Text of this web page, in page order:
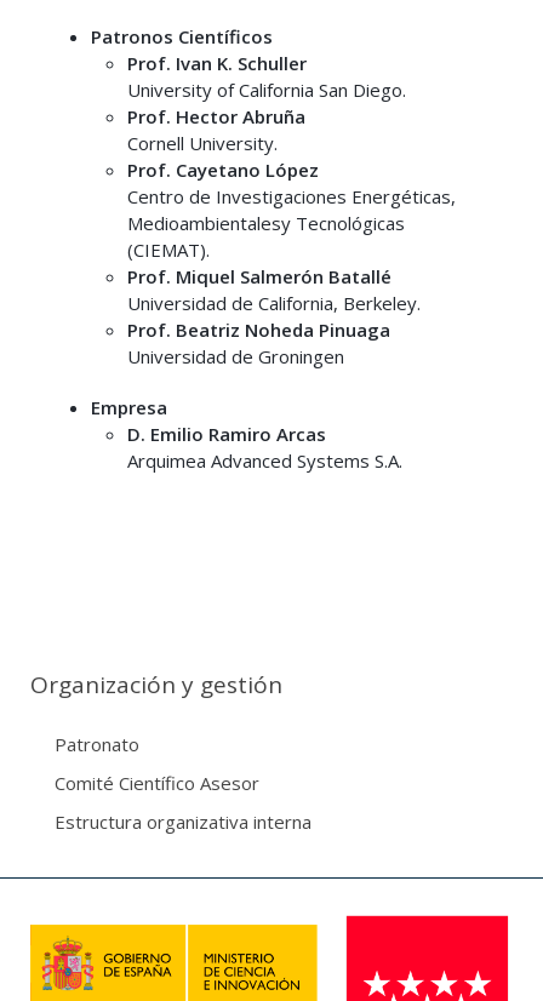
Patronos Científicos
Prof. Ivan K. Schuller
University of California San Diego.
Prof. Hector Abruña
Cornell University.
Prof. Cayetano López
Centro de Investigaciones Energéticas,
Medioambientalesy Tecnológicas
(CIEMAT).
Prof. Miquel Salmerón Batallé
Universidad de California, Berkeley.
Prof. Beatriz Noheda Pinuaga
Universidad de Groningen
Empresa
D. Emilio Ramiro Arcas
Arquimea Advanced Systems S.A.
Organización y gestión
Patronato
Comité Científico Asesor
Estructura organizativa interna